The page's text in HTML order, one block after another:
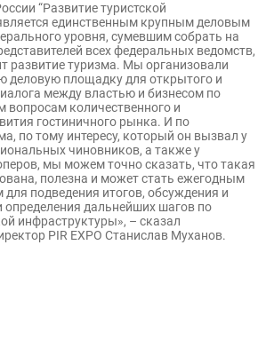
“Развитие туристской
единственным крупным деловым
уровня, сумевшим собрать на
всех федеральных ведомств,
развитие туризма. Мы организовали
деловую площадку для открытого и
между властью и бизнесом по
количественного и
гостиничного рынка. И по
по тому интересу, который он вызвал у
чиновников, а также у
мы можем точно сказать, что такая
полезна и может стать ежегодным
подведения итогов, обсуждения и
определения дальнейших шагов по
инфраструктуры», – сказал
PIR EXPO Станислав Муханов.